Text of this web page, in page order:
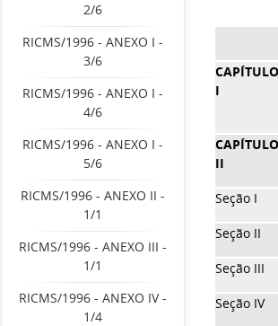
2/6
RICMS/1996 - ANEXO I -
3/6
RICMS/1996 - ANEXO I -
4/6
RICMS/1996 - ANEXO I -
5/6
RICMS/1996 - ANEXO II -
1/1
RICMS/1996 - ANEXO III -
1/1
RICMS/1996 - ANEXO IV -
1/4
CAPÍTULO
I
CAPÍTULO
II
Seção I
Seção II
Seção III
Seção IV